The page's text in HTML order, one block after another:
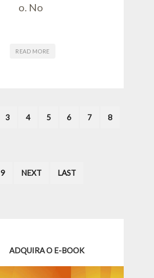
o. No
READ MORE
3 4 5 6 7 8
9 NEXT LAST
ADQUIRA O E-BOOK